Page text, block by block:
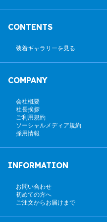
CONTENTS
装着ギャラリーを見る
COMPANY
会社概要
社長挨拶
ご利用規約
ソーシャルメディア規約
採用情報
INFORMATION
お問い合わせ
初めての方へ
ご注文からお届けまで